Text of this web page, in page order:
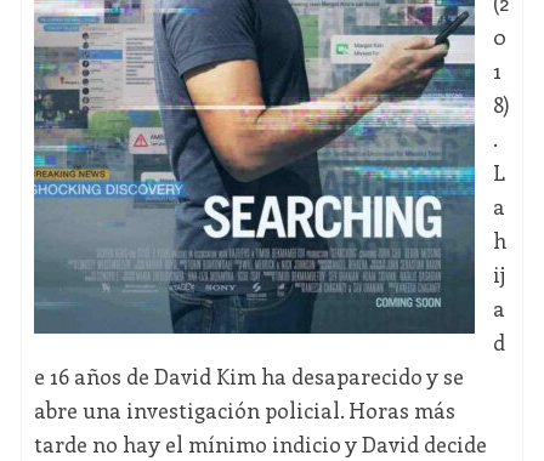
0
1
8)
.
L
a
h
ij
a
d
e 16 años de David Kim ha desaparecido y se
abre una investigación policial. Horas más
tarde no hay el mínimo indicio y David decide